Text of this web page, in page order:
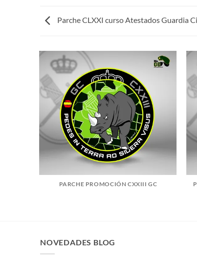
Parche CLXXI curso Atestados Guardia
PARCHE PROMOCIÓN CXXIII GC
NOVEDADES BLOG